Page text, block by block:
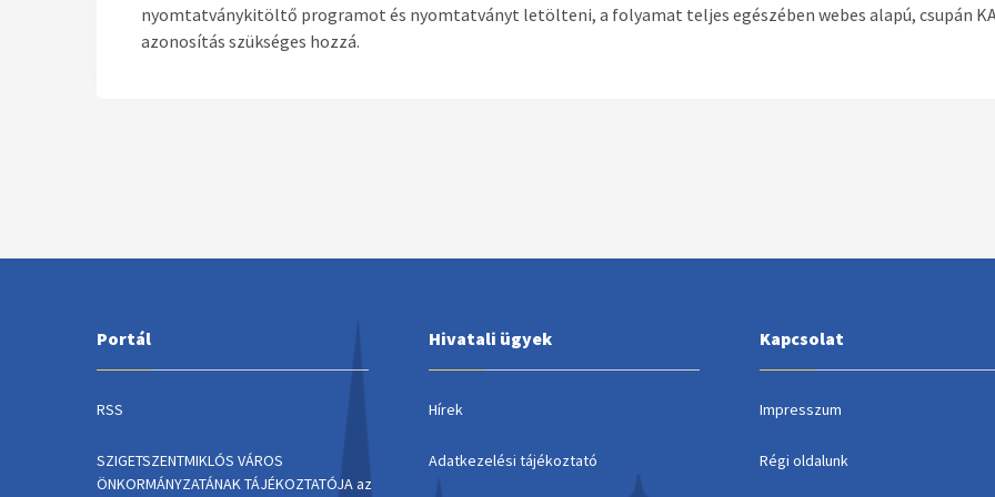
nyomtatványkitöltő programot és nyomtatványt letölteni, a folyamat teljes egészében webes alapú, csupán
azonosítás szükséges hozzá.
Portál
RSS
SZIGETSZENTMIKLÓS VÁROS
ÖNKORMÁNYZATÁNAK TÁJÉKOZTATÓJA az
Hivatali ügyek
Hírek
Adatkezelési tájékoztató
Kapcsolat
Impresszum
Régi oldalunk